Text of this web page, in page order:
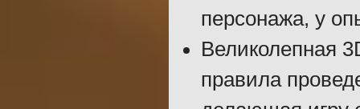
персонажа, у
Великолепная
правила